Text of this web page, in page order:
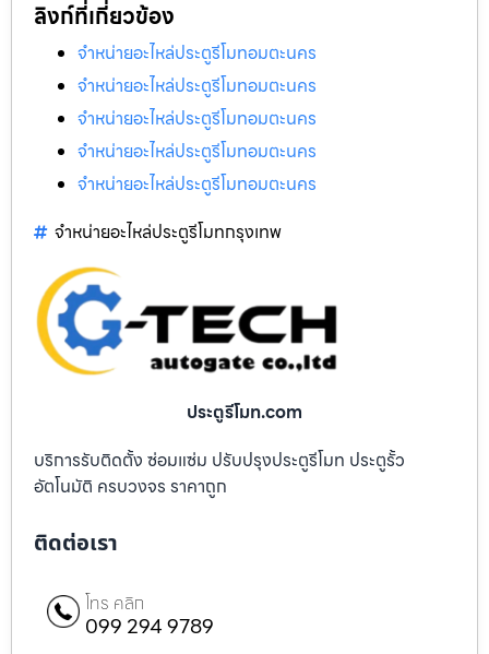
ลิงก์ที่เกี่ยวข้อง
จำหน่ายอะไหล่ประตูรีโมทอมตะนคร
จำหน่ายอะไหล่ประตูรีโมทอมตะนคร
จำหน่ายอะไหล่ประตูรีโมทอมตะนคร
จำหน่ายอะไหล่ประตูรีโมทอมตะนคร
จำหน่ายอะไหล่ประตูรีโมทอมตะนคร
จำหน่ายอะไหล่ประตูรีโมทกรุงเทพ
ประตูรีโมท.com
บริการรับติดตั้ง ซ่อมแซ่ม ปรับปรุงประตูรีโมท ประตูรั้ว
อัตโนมัติ ครบวงจร ราคาถูก
ติดต่อเรา
โทร คลิก
099 294 9789